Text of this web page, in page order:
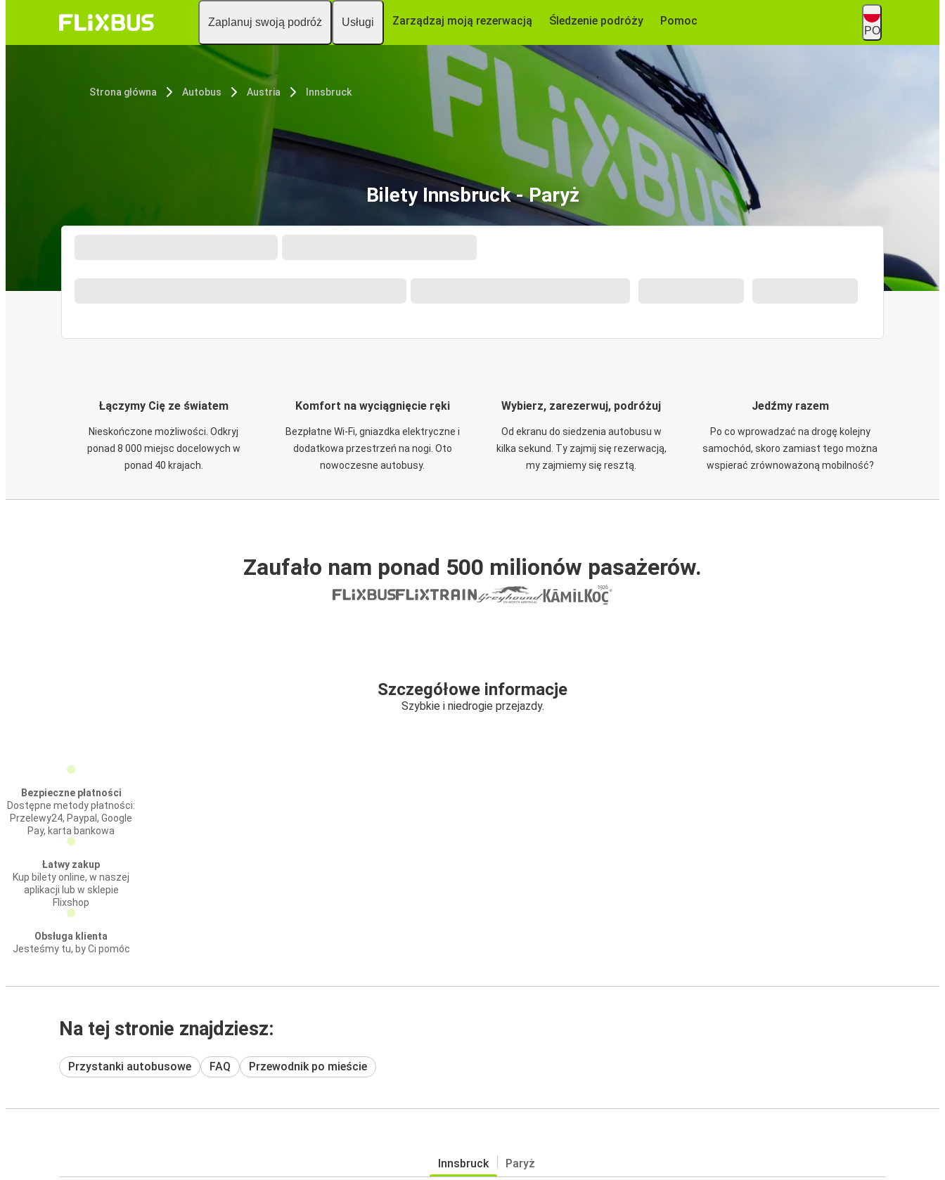
Zaplanuj swoją podróż Usługi Zarządzaj moją rezerwacją Śledzenie podróży Pomoc
PO
Strona główna Autobus Austria Innsbruck
Bilety Innsbruck - Paryż
Łączymy Cię ze światem
Nieskończone możliwości. Odkryj
ponad 8 000 miejsc docelowych w
ponad 40 krajach.
Komfort na wyciągnięcie ręki
Bezpłatne Wi-Fi, gniazdka elektryczne i
dodatkowa przestrzeń na nogi. Oto
nowoczesne autobusy.
Wybierz, zarezerwuj, podróżuj
Od ekranu do siedzenia autobusu w
kilka sekund. Ty zajmij się rezerwacją,
my zajmiemy się resztą.
Jedźmy razem
Po co wprowadzać na drogę kolejny
samochód, skoro zamiast tego można
wspierać zrównoważoną mobilność?
Zaufało nam ponad 500 milionów pasażerów.
Szczegółowe informacje
Szybkie i niedrogie przejazdy.
Bezpieczne płatności
Dostępne metody płatności:
Przelewy24, Paypal, Google
Pay, karta bankowa
Łatwy zakup
Kup bilety online, w naszej
aplikacji lub w sklepie
Flixshop
Obsługa klienta
Jesteśmy tu, by Ci pomóc
Na tej stronie znajdziesz:
Przystanki autobusowe FAQ Przewodnik po mieście
Innsbruck Paryż